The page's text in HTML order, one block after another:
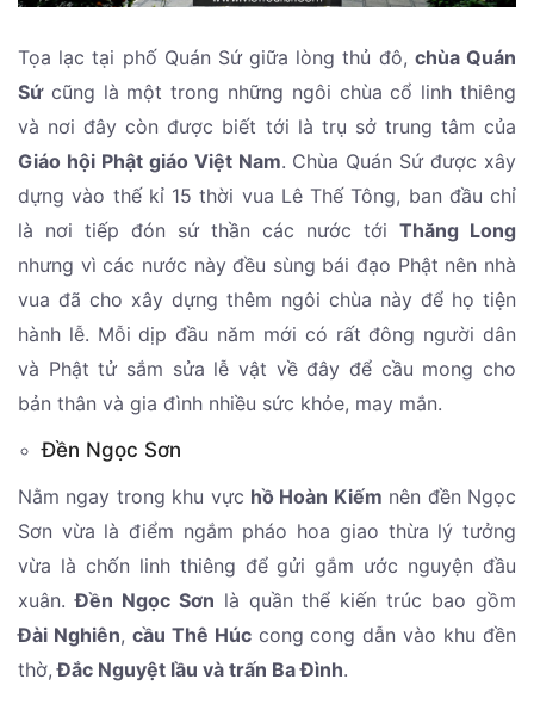
Tọa lạc tại phố Quán Sứ giữa lòng thủ đô, chùa Quán
Sứcũng là một trong những ngôi chùa cổ linh thiêng
và nơi đây còn được biết tới là trụ sở trung tâm của
Giáo hội Phật giáo Việt Nam. Chùa Quán Sứ được xây
dựng vào thế kỉ 15 thời vua Lê Thế Tông, ban đầu chỉ
là nơi tiếp đón sứ thần các nước tới Thăng Long
nhưng vì các nước này đều sùng bái đạo Phật nên nhà
vua đã cho xây dựng thêm ngôi chùa này để họ tiện
hành lễ. Mỗi dịp đầu năm mới có rất đông người dân
và Phật tử sắm sửa lễ vật về đây để cầu mong cho
bản thân và gia đình nhiều sức khỏe, may mắn.
Đền Ngọc Sơn
Nằm ngay trong khu vực hồ Hoàn Kiếm nên đền Ngọc
Sơn vừa là điểm ngắm pháo hoa giao thừa lý tưởng
vừa là chốn linh thiêng để gửi gắm ước nguyện đầu
xuân.Đền Ngọc Sơn là quần thể kiến trúc bao gồm
Đài Nghiên, cầu Thê Húccong cong dẫn vào khu đền
thờ, Đắc Nguyệt lầu và trấn Ba Đình.